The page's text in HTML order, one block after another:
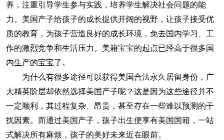
养，注重引导学生参与实践，培养学生解决社会问题的能
力。美国产子给孩子的成长提供开阔的视野，让孩子接受优
质的教育，为孩子营造良好的成长环境，免去国内学习、工
作的激烈竞争和生活压力。美籍宝宝的起点已经高于很多国
内生产的宝宝了。
为什么有很多途径可以获得美国合法永久居留身份，广
大精英阶层却依然选择美国产子呢？这是因为这些途径并不
一定顺利，其过程复杂、昂贵，甚至存在一些难以预测的干
扰因素。而通过美国产子，孩子出生便享有美国国籍，一站
式解决所有麻烦，孩子的美好未来近在眼前。